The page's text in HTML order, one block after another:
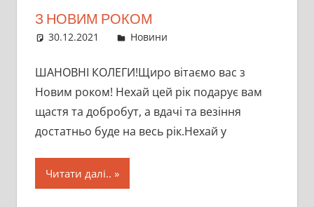
З НОВИМ РОКОМ
30.12.2021 director
Новини
ШАНОВНІ КОЛЕГИ!Щиро вітаємо вас з
Новим роком! Нехай цей рік подарує вам
щастя та добробут, а вдачі та везіння
достатньо буде на весь рік.Нехай у
Читати далі..